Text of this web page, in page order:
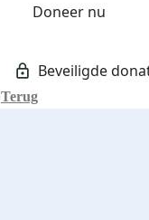
Terug
Doneer nu